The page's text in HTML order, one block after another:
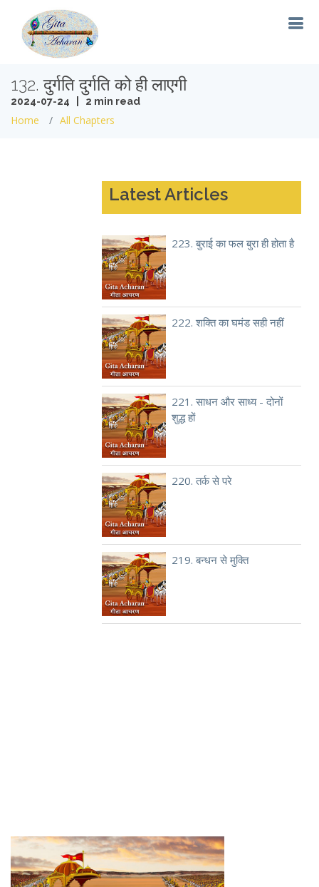
132. दुर्गति दुर्गति को ही लाएगी
2024-07-24 | 2 min read
Home All Chapters
Latest Articles
223. बुराई का फल बुरा ही होता है
222. शक्ति का घमंड सही नहीं
221. साधन और साध्य - दोनों
शुद्ध हों
220. तर्क से परे
219. बन्धन से मुक्ति